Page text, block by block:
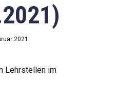
2021
Lehrstellen im